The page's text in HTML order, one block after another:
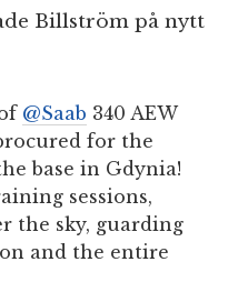
Billström på nytt
@Saab 340 AEW
for the
base in Gdynia!
sessions,
the sky, guarding
and the entire